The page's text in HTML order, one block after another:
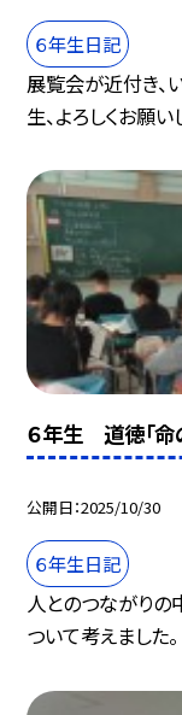
６年生日記
展覧会が近付き、
生、よろしくお願い
６年生 道徳「命
公開日 2025/10/30
６年生日記
人とのつながりの
ついて考えました。